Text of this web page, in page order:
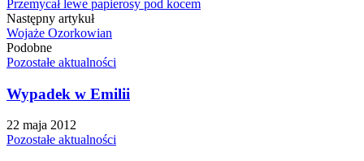
Przemycał lewe papierosy pod kocem
Następny artykuł
Wojaże Ozorkowian
Podobne
Pozostałe aktualności
Wypadek w Emilii
22 maja 2012
Pozostałe aktualności